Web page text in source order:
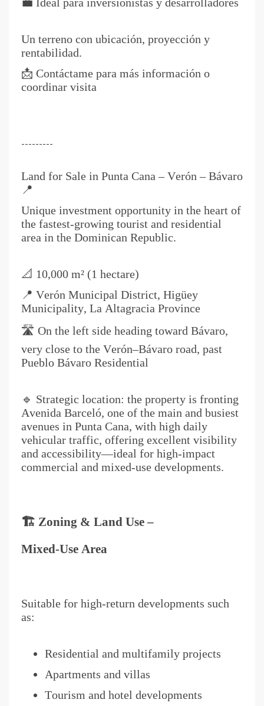
Un terreno con ubicación, proyección y
rentabilidad.
📩 Contáctame para más información o
coordinar visita
---------
Land for Sale in Punta Cana – Verón – Bávaro
📍
Unique investment opportunity in the heart of
the fastest-growing tourist and residential
area in the Dominican Republic.
📐 10,000 m² (1 hectare)
📍 Verón Municipal District, Higüey
Municipality, La Altagracia Province
🛣️ On the left side heading toward Bávaro,
very close to the Verón–Bávaro road, past
Pueblo Bávaro Residential
🔹 Strategic location: the property is fronting
Avenida Barceló, one of the main and busiest
avenues in Punta Cana, with high daily
vehicular traffic, offering excellent visibility
and accessibility—ideal for high-impact
commercial and mixed-use developments.
🏗️ Zoning & Land Use –
Mixed-Use Area
Suitable for high-return developments such
as:
Residential and multifamily projects
Apartments and villas
Tourism and hotel developments